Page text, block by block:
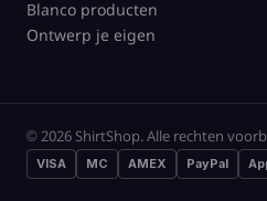
Blanco producten
Ontwerp je eigen
© 2026 ShirtShop. Alle rechten
VISA MC AMEX PayPal